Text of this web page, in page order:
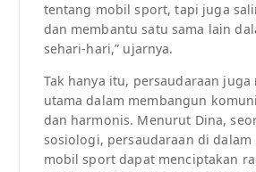
tentang mobil sport, tapi juga
dan membantu satu sama lain
sehari-hari,” ujarnya.
Tak hanya itu, persaudaraan
utama dalam membangun
dan harmonis. Menurut Dina,
sosiologi, persaudaraan di dalam
mobil sport dapat menciptakan